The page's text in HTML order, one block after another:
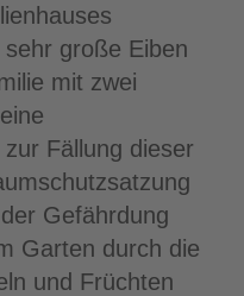
große Eiben
mit zwei
Fällung dieser
Gefährdung
Garten durch die
und Früchten